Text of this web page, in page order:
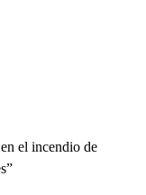
el incendio de